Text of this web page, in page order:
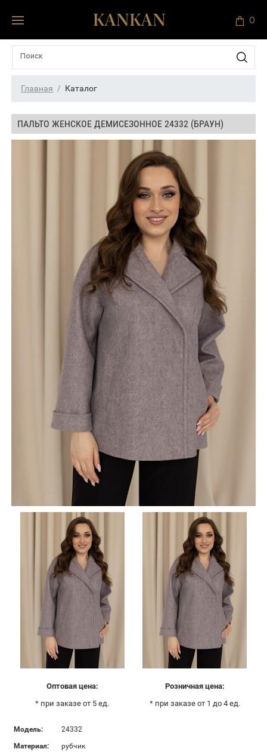
0
Главная Каталог
ПАЛЬТО ЖЕНСКОЕ ДЕМИСЕЗОННОЕ 24332 (БРАУН)
Оптовая цена:
* при заказе от 5 ед.
Розничная цена:
* при заказе от 1 до 4 ед.
Модель:
24332
Материал:
рубчик